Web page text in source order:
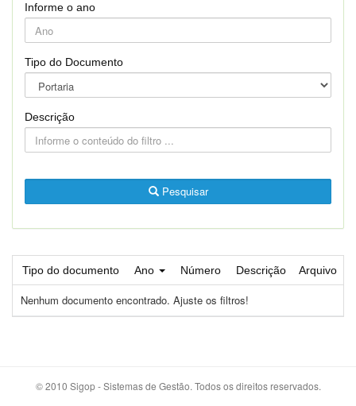
Informe o ano
Tipo do Documento
Descrição
Pesquisar
Tipo do documento Ano Número Descrição Arquivo
Nenhum documento encontrado. Ajuste os filtros!
© 2010 Sigop - Sistemas de Gestão. Todos os direitos reservados.